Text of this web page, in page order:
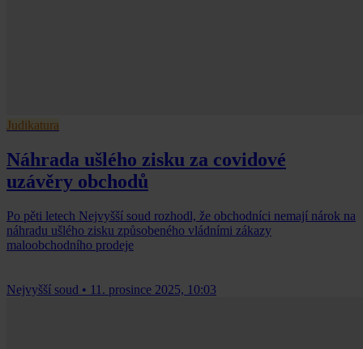
Judikatura
Náhrada ušlého zisku za covidové
uzávěry obchodů
Po pěti letech Nejvyšší soud rozhodl, že obchodníci nemají nárok na
náhradu ušlého zisku způsobeného vládními zákazy
maloobchodního prodeje
Nejvyšší soud • 11. prosince 2025, 10:03